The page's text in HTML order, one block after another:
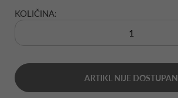
KOLIČINA:
ARTIKL NIJE DOSTUPAN